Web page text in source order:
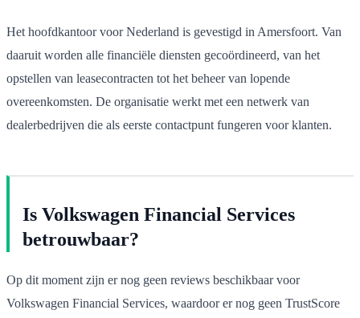
Het hoofdkantoor voor Nederland is gevestigd in Amersfoort. Van
daaruit worden alle financiële diensten gecoördineerd, van het
opstellen van leasecontracten tot het beheer van lopende
overeenkomsten. De organisatie werkt met een netwerk van
dealerbedrijven die als eerste contactpunt fungeren voor klanten.
Is Volkswagen Financial Services
betrouwbaar?
Op dit moment zijn er nog geen reviews beschikbaar voor
Volkswagen Financial Services, waardoor er nog geen TrustScore